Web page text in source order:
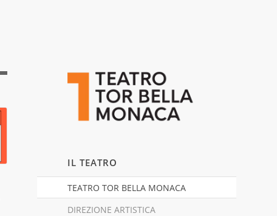
IL TEATRO
TEATRO TOR BELLA MONACA
DIREZIONE ARTISTICA